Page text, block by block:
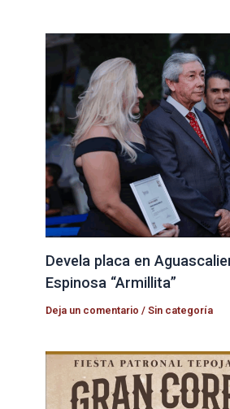
Devela placa en
Espinosa “Armillita”
Deja un comentario /Sin categoría